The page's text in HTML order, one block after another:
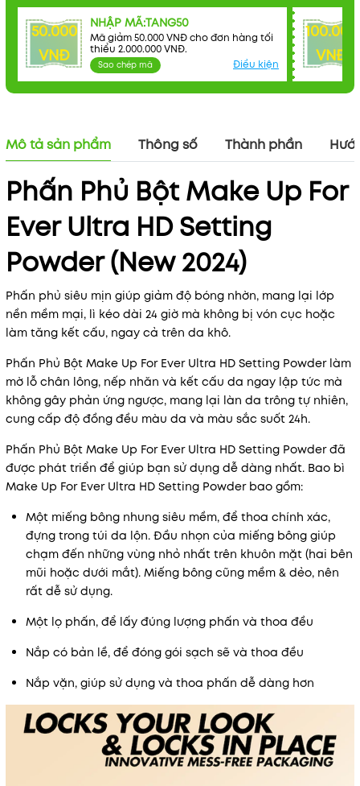
50.000
VNĐ
NHẬP MÃ:TANG50
Mã giảm 50.000 VNĐ cho đơn hàng tối
thiểu 2.000.000 VNĐ.
Sao chép mã Điều kiện
100.000
VNĐ
Mô tả sản phẩm Thông số Thành phần
Phấn Phủ Bột Make Up For
Ever Ultra HD Setting
Powder (New 2024)
Phấn phủ siêu mịn giúp giảm độ bóng nhờn, mang lại lớp
nền mềm mại, lì kéo dài 24 giờ mà không bị vón cục hoặc
làm tăng kết cấu, ngay cả trên da khô.
Phấn Phủ Bột Make Up For Ever Ultra HD Setting Powder làm
mờ lỗ chân lông, nếp nhăn và kết cấu da ngay lập tức mà
không gây phản ứng ngược, mang lại làn da trông tự nhiên,
cung cấp độ đồng đều màu da và màu sắc suốt 24h.
Phấn Phủ Bột Make Up For Ever Ultra HD Setting Powder đã
được phát triển để giúp bạn sử dụng dễ dàng nhất. Bao bì
Make Up For Ever Ultra HD Setting Powder bao gồm:
Một miếng bông nhung siêu mềm, để thoa chính xác,
đựng trong túi da lộn. Đầu nhọn của miếng bông giúp
chạm đến những vùng nhỏ nhất trên khuôn mặt (hai bên
mũi hoặc dưới mắt). Miếng bông cũng mềm & dẻo, nên
rất dễ sử dụng.
Một lọ phấn, để lấy đúng lượng phấn và thoa đều
Nắp có bản lề, để đóng gói sạch sẽ và thoa đều
Nắp vặn, giúp sử dụng và thoa phấn dễ dàng hơn